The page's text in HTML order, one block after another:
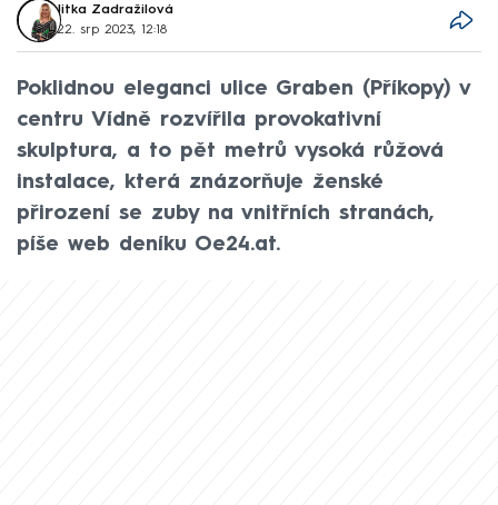
Jitka Zadražilová
22. srp 2023, 12:18
Poklidnou eleganci ulice Graben (Příkopy) v
centru Vídně rozvířila provokativní
skulptura, a to pět metrů vysoká růžová
instalace, která znázorňuje ženské
přirození se zuby na vnitřních stranách,
píše web deníku Oe24.at.